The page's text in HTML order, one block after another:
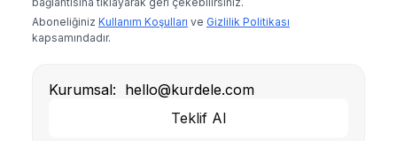
Aboneliğiniz Kullanım Koşulları ve Gizlilik Politikası
kapsamındadır.
Kurumsal: hello@kurdele.com
Teklif Al